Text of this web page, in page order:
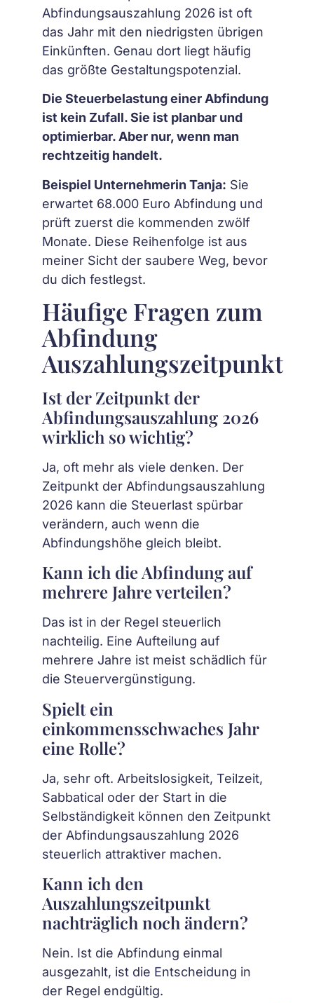
Abfindungsauszahlung 2026 ist oft
das Jahr mit den niedrigsten übrigen
Einkünften. Genau dort liegt häufig
das größte Gestaltungspotenzial.
Die Steuerbelastung einer Abfindung
ist kein Zufall. Sie ist planbar und
optimierbar. Aber nur, wenn man
rechtzeitig handelt.
Beispiel Unternehmerin Tanja: Sie
erwartet 68.000 Euro Abfindung und
prüft zuerst die kommenden zwölf
Monate. Diese Reihenfolge ist aus
meiner Sicht der saubere Weg, bevor
du dich festlegst.
Häufige Fragen zum
Abfindung
Auszahlungszeitpunkt
Ist der Zeitpunkt der
Abfindungsauszahlung 2026
wirklich so wichtig?
Ja, oft mehr als viele denken. Der
Zeitpunkt der Abfindungsauszahlung
2026 kann die Steuerlast spürbar
verändern, auch wenn die
Abfindungshöhe gleich bleibt.
Kann ich die Abfindung auf
mehrere Jahre verteilen?
Das ist in der Regel steuerlich
nachteilig. Eine Aufteilung auf
mehrere Jahre ist meist schädlich für
die Steuervergünstigung.
Spielt ein
einkommensschwaches Jahr
eine Rolle?
Ja, sehr oft. Arbeitslosigkeit, Teilzeit,
Sabbatical oder der Start in die
Selbständigkeit können den Zeitpunkt
der Abfindungsauszahlung 2026
steuerlich attraktiver machen.
Kann ich den
Auszahlungszeitpunkt
nachträglich noch ändern?
Nein. Ist die Abfindung einmal
ausgezahlt, ist die Entscheidung in
der Regel endgültig.